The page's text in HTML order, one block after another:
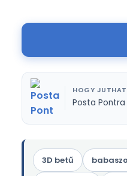
HOGY
Posta
3D betű